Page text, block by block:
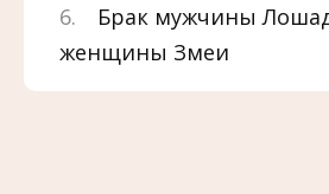
Брак мужчины
женщины Змеи